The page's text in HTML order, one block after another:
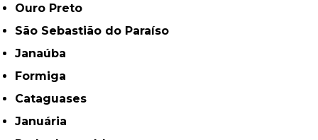
Ouro Preto
São Sebastião do Paraíso
Janaúba
Formiga
Cataguases
Januária